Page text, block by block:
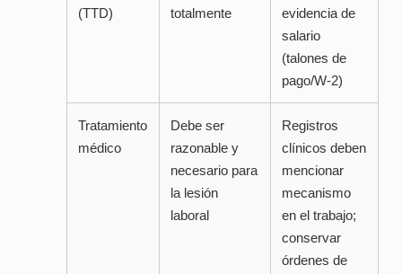
(TTD)
totalmente
evidencia de
salario
(talones de
pago/W-2)
Tratamiento
médico
Debe ser
razonable y
necesario para
la lesión
laboral
Registros
clínicos deben
mencionar
mecanismo
en el trabajo;
conservar
órdenes de